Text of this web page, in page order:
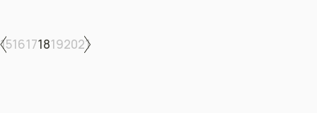
15161718192021